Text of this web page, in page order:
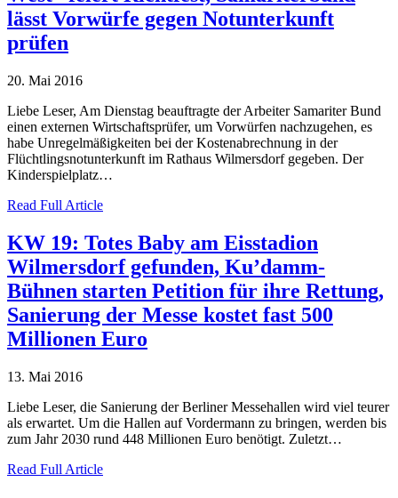
lässt Vorwürfe gegen Notunterkunft
prüfen
20. Mai 2016
Liebe Leser, Am Dienstag beauftragte der Arbeiter Samariter Bund
einen externen Wirtschaftsprüfer, um Vorwürfen nachzugehen, es
habe Unregelmäßigkeiten bei der Kostenabrechnung in der
Flüchtlingsnotunterkunft im Rathaus Wilmersdorf gegeben. Der
Kinderspielplatz…
Read Full Article
KW 19: Totes Baby am Eisstadion
Wilmersdorf gefunden, Ku’damm-
Bühnen starten Petition für ihre Rettung,
Sanierung der Messe kostet fast 500
Millionen Euro
13. Mai 2016
Liebe Leser, die Sanierung der Berliner Messehallen wird viel teurer
als erwartet. Um die Hallen auf Vordermann zu bringen, werden bis
zum Jahr 2030 rund 448 Millionen Euro benötigt. Zuletzt…
Read Full Article